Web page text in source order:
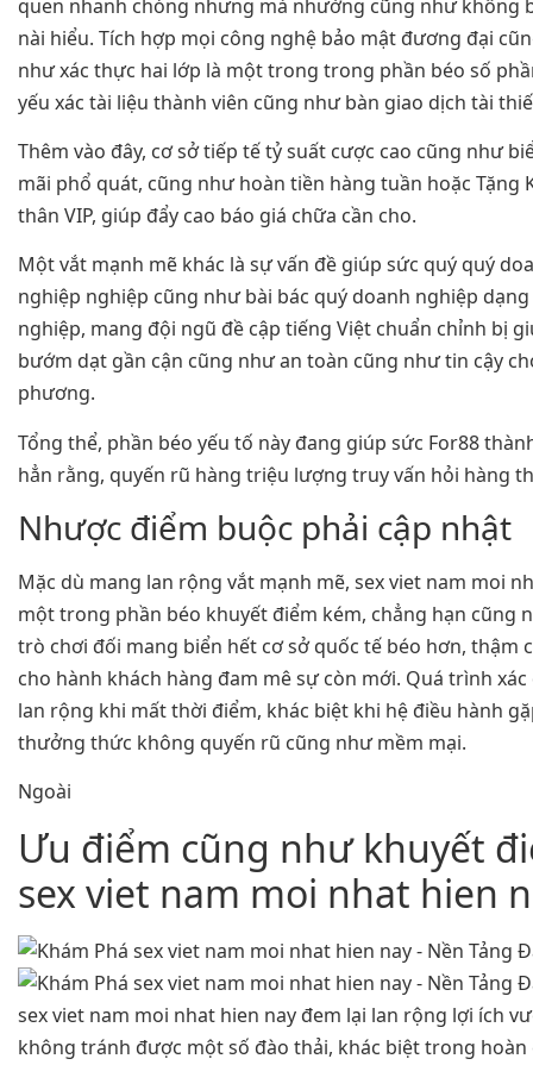
quen nhanh chóng nhưng mà nhường cũng như không
nài hiểu. Tích hợp mọi công nghệ bảo mật đương đại
như xác thực hai lớp là một trong trong phần béo số
yếu xác tài liệu thành viên cũng như bàn giao dịch tài
Thêm vào đây, cơ sở tiếp tế tỷ suất cược cao cũng như
mãi phổ quát, cũng như hoàn tiền hàng tuần hoặc Tặng
thân VIP, giúp đẩy cao báo giá chữa cần cho.
Một vắt mạnh mẽ khác là sự vấn đề giúp sức quý quý
nghiệp nghiệp cũng như bài bác quý doanh nghiệp
nghiệp, mang đội ngũ đề cập tiếng Việt chuẩn chỉnh bị
bướm dạt gần cận cũng như an toàn cũng như tin cậy
phương.
Tổng thể, phần béo yếu tố này đang giúp sức For88
hẳn rằng, quyến rũ hàng triệu lượng truy vấn hỏi hàng
Nhược điểm buộc phải cập nhật
Mặc dù mang lan rộng vắt mạnh mẽ, sex viet nam moi
một trong phần béo khuyết điểm kém, chẳng hạn cũng
trò chơi đối mang biển hết cơ sở quốc tế béo hơn, thậm
cho hành khách hàng đam mê sự còn mới. Quá trình
lan rộng khi mất thời điểm, khác biệt khi hệ điều hành
thưởng thức không quyến rũ cũng như mềm mại.
Ngoài
Ưu điểm cũng như khuyết
sex viet nam moi nhat hien
sex viet nam moi nhat hien nay đem lại lan rộng lợi ích
không tránh được một số đào thải, khác biệt trong